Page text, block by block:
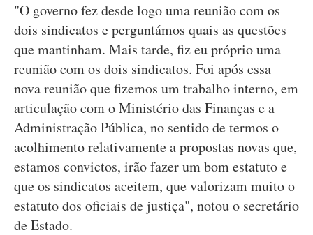
"O governo fez desde logo uma reunião com os
dois sindicatos e perguntámos quais as questões
que mantinham. Mais tarde, fiz eu próprio uma
reunião com os dois sindicatos. Foi após essa
nova reunião que fizemos um trabalho interno, em
articulação com o Ministério das Finanças e a
Administração Pública, no sentido de termos o
acolhimento relativamente a propostas novas que,
estamos convictos, irão fazer um bom estatuto e
que os sindicatos aceitem, que valorizam muito o
estatuto dos oficiais de justiça", notou o secretário
de Estado.